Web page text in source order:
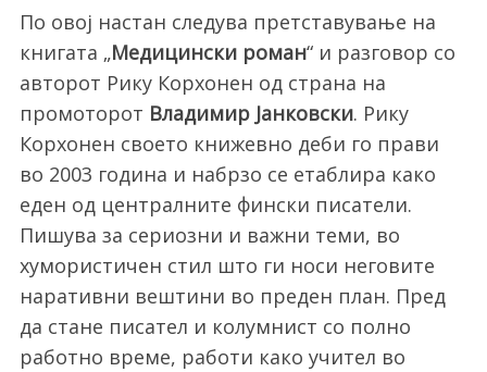
По овој настан следува претставување на
книгата „Медицински роман“ и разговор со
авторот Рику Корхонен од страна на
промоторот Владимир Јанковски. Рику
Корхонен своето книжевно деби го прави
во 2003 година и набрзо се етаблира како
еден од централните фински писатели.
Пишува за сериозни и важни теми, во
хумористичен стил што ги носи неговите
наративни вештини во преден план. Пред
да стане писател и колумнист со полно
работно време, работи како учител во